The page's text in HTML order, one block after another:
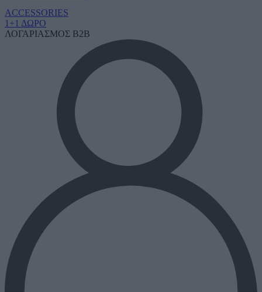
ACCESSORIES
1+1 ΔΩΡΟ
ΛΟΓΑΡΙΑΣΜΟΣ B2B